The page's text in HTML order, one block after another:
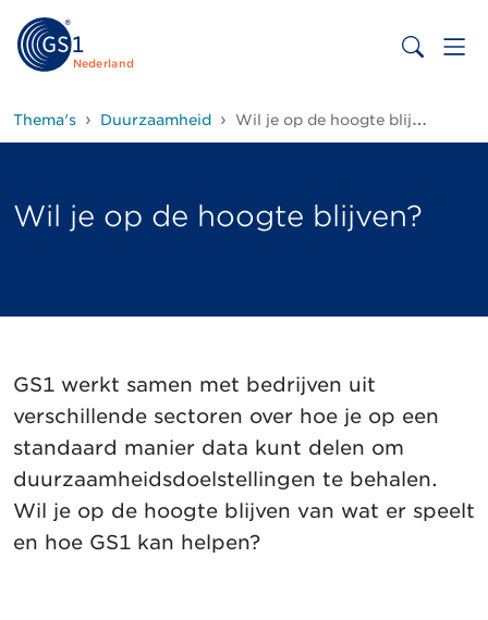
Nederland
Thema's Duurzaamheid Wil je op de hoogte blijven?
Wil je op de hoogte blijven?
GS1 werkt samen met bedrijven uit
verschillende sectoren over hoe je op een
standaard manier data kunt delen om
duurzaamheidsdoelstellingen te behalen.
Wil je op de hoogte blijven van wat er speelt
en hoe GS1 kan helpen?